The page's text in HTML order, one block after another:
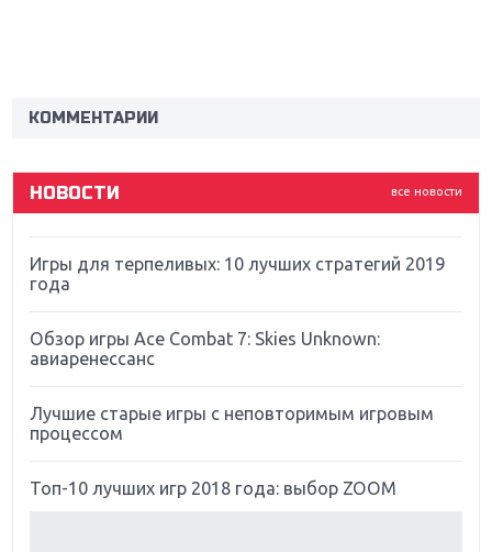
КОММЕНТАРИИ
все новости
НОВОСТИ
Far Cry 5: хвалить нельзя ругать
Игры для терпеливых: 10 лучших стратегий 2019
года
Обзор игры Ace Combat 7: Skies Unknown:
авиаренессанс
Лучшие старые игры с неповторимым игровым
процессом
Топ-10 лучших игр 2018 года: выбор ZOOM